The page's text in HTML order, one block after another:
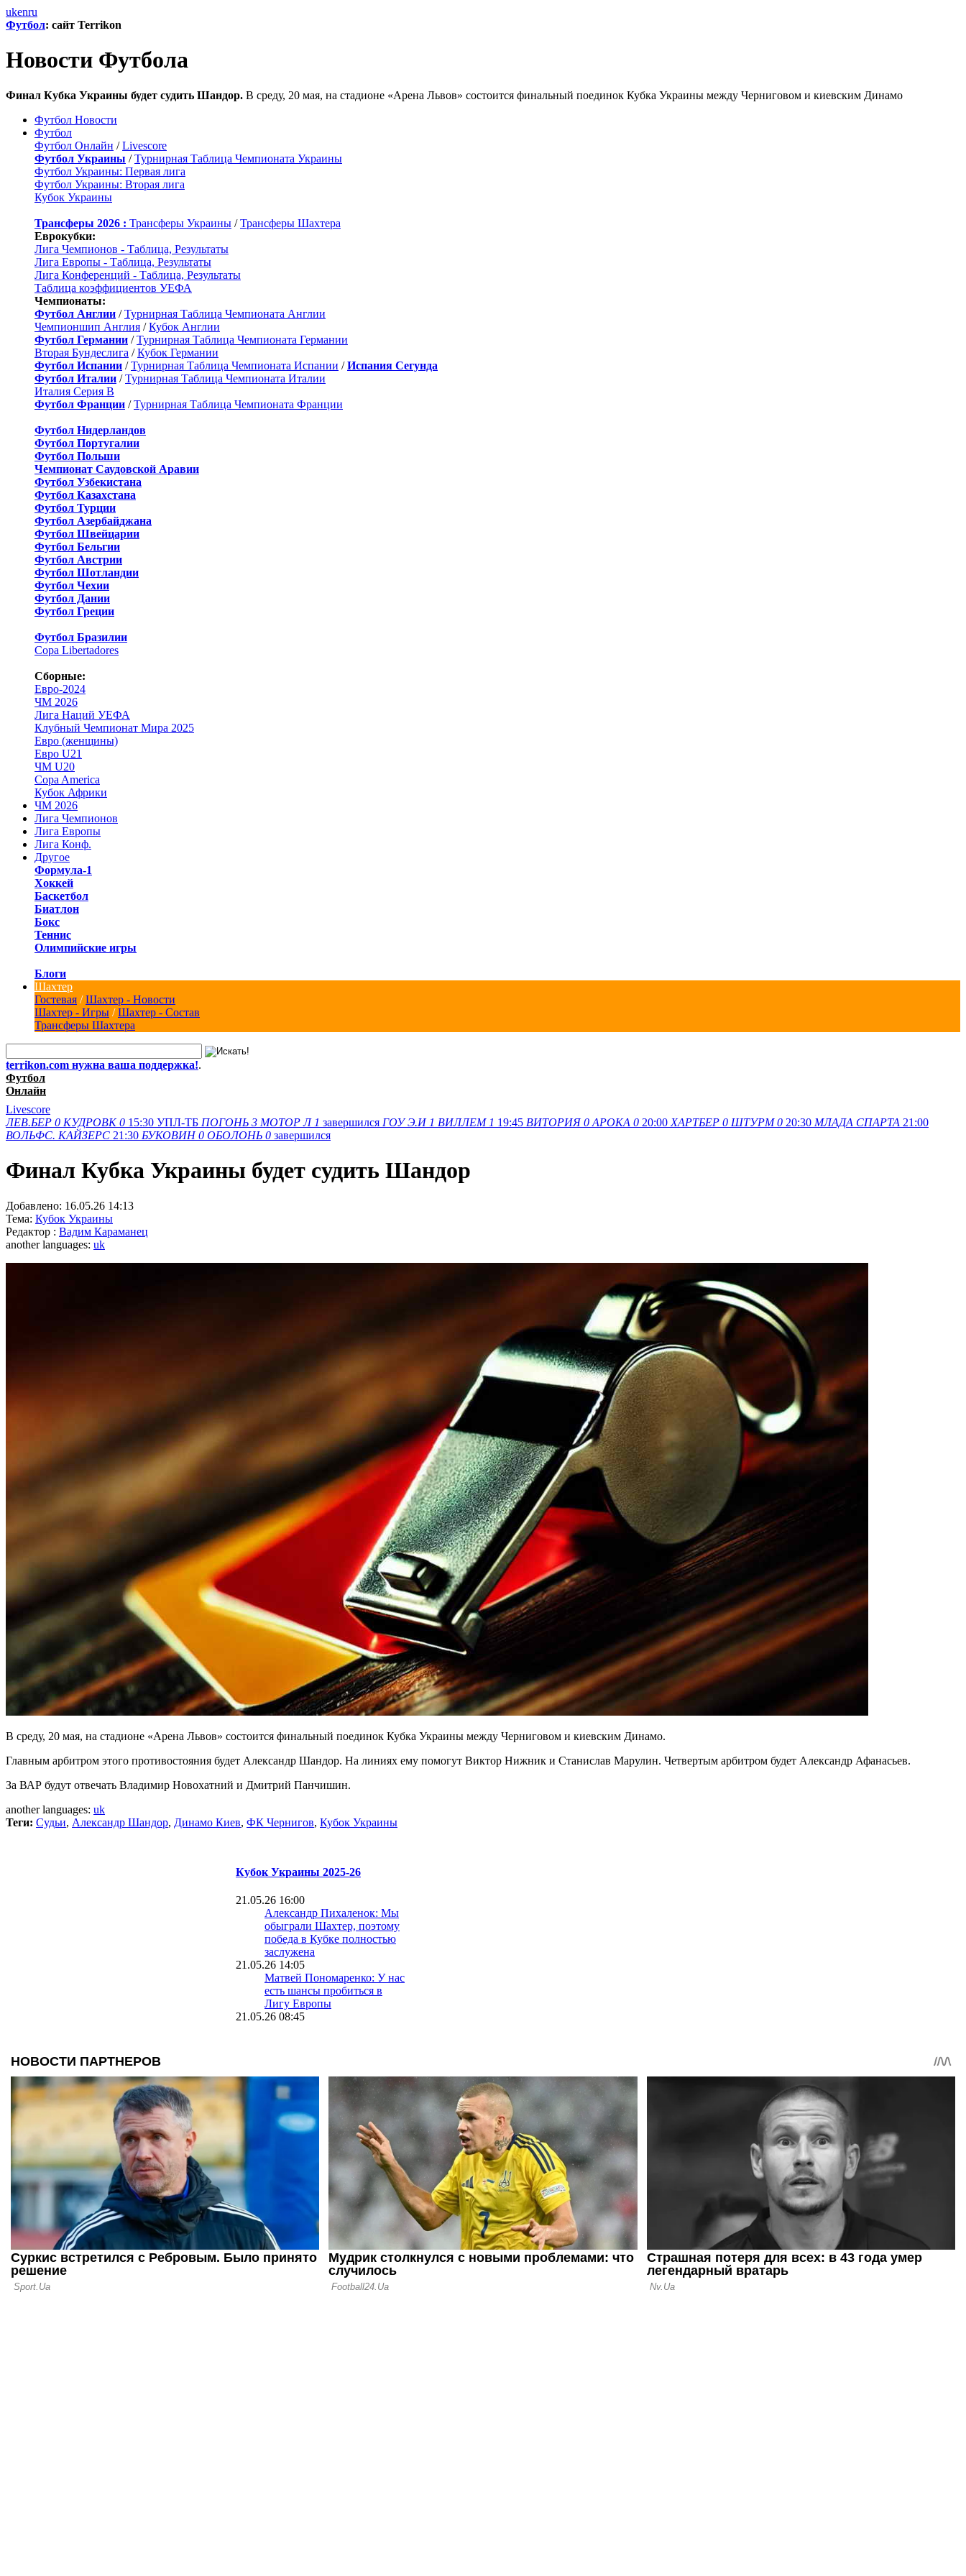
ukenru
Футбол: сайт Terrikon
Новости Футбола
Финал Кубка Украины будет судить Шандор. В среду, 20 мая, на стадионе «Арена Львов» состоится финальный поединок Кубка Украины между Черниговом и киевским Динамо
Футбол Новости
Футбол
Футбол Онлайн /Livescore
Футбол Украины /Турнирная Таблица Чемпионата Украины
Футбол Украины: Первая лига
Футбол Украины: Вторая лига
Кубок Украины
Трансферы 2026 : Трансферы Украины /Трансферы Шахтера
Еврокубки:
Лига Чемпионов - Таблица, Результаты
Лига Европы - Таблица, Результаты
Лига Конференций - Таблица, Результаты
Таблица коэффициентов УЕФА
Чемпионаты:
Футбол Англии /Турнирная Таблица Чемпионата Англии
Чемпионшип Англия /Кубок Англии
Футбол Германии /Турнирная Таблица Чемпионата Германии
Вторая Бундеслига /Кубок Германии
Футбол Испании /Турнирная Таблица Чемпионата Испании /Испания Сегунда
Футбол Италии /Турнирная Таблица Чемпионата Италии
Италия Серия B
Футбол Франции /Турнирная Таблица Чемпионата Франции
Футбол Нидерландов
Футбол Португалии
Футбол Польши
Чемпионат Саудовской Аравии
Футбол Узбекистана
Футбол Казахстана
Футбол Турции
Футбол Азербайджана
Футбол Швейцарии
Футбол Бельгии
Футбол Австрии
Футбол Шотландии
Футбол Чехии
Футбол Дании
Футбол Греции
Футбол Бразилии
Copa Libertadores
Сборные:
Евро-2024
ЧМ 2026
Лига Наций УЕФА
Клубный Чемпионат Мира 2025
Евро (женщины)
Евро U21
ЧМ U20
Copa America
Кубок Африки
ЧМ 2026
Лига Чемпионов
Лига Европы
Лига Конф.
Другое
Формула-1
Хоккей
Баскетбол
Биатлон
Бокс
Теннис
Олимпийские игры
Блоги
Шахтер
Гостевая /Шахтер - Новости
Шахтер - Игры /Шахтер - Состав
Трансферы Шахтера
terrikon.com нужна ваша поддержка!.
Футбол
Онлайн
Livescore
ЛЕВ.БЕР 0 КУДРОВК 0 15:30 УПЛ-ТБ ПОГОНЬ 3 МОТОР Л 1 завершился ГОУ Э.И 1 ВИЛЛЕМ 1 19:45 ВИТОРИЯ 0 АРОКА 0 20:00 ХАРТБЕР 0 ШТУРМ 0 20:30 МЛАДА СПАРТА 21:00
ВОЛЬФС. КАЙЗЕРС 21:30 БУКОВИН 0 ОБОЛОНЬ 0 завершился
Финал Кубка Украины будет судить Шандор
Добавлено: 16.05.26 14:13
Тема: Кубок Украины
Редактор : Вадим Караманец
another languages: uk
В среду, 20 мая, на стадионе «Арена Львов» состоится финальный поединок Кубка Украины между Черниговом и киевским Динамо.
Главным арбитром этого противостояния будет Александр Шандор. На линиях ему помогут Виктор Нижник и Станислав Марулин. Четвертым арбитром будет Александр Афанасьев.
За ВАР будут отвечать Владимир Новохатний и Дмитрий Панчишин.
another languages: uk
Теги: Судьи, Александр Шандор, Динамо Киев, ФК Чернигов, Кубок Украины
Кубок Украины 2025-26
21.05.26 16:00
Александр Пихаленок: Мы
обыграли Шахтер, поэтому
победа в Кубке полностью
заслужена
21.05.26 14:05
Матвей Пономаренко: У нас
есть шансы пробиться в
Лигу Европы
21.05.26 08:45
20.05.26 23:17
Андрей Ярмоленко: Мы
закономерно победили в
этом розыгрыше
20.05.26 23:09
Игорь Суркис: Кубок у нас,
но в следующем сезоне
нужно играть лучше